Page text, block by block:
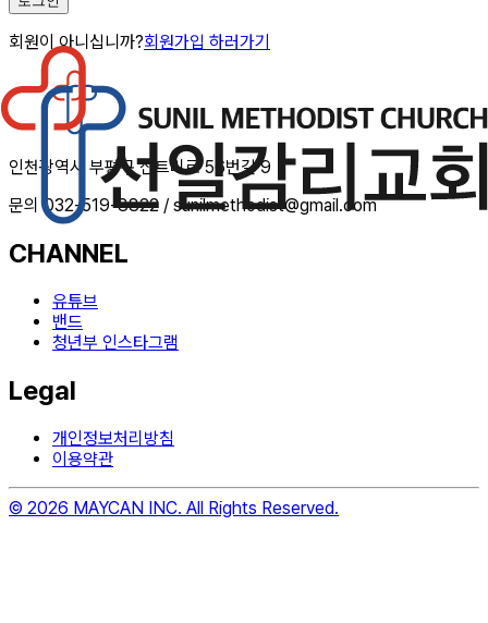
회원이 아니십니까?회원가입 하러가기
인천광역시 부평구 신트리로 56번길 9
문의 032-519-8822 / sunilmethodist@gmail.com
CHANNEL
유튜브
밴드
청년부 인스타그램
Legal
개인정보처리방침
이용약관
© 2026 MAYCAN INC. All Rights Reserved.